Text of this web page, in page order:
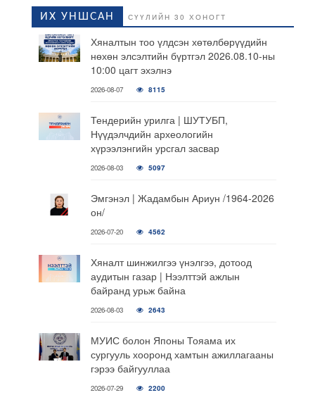
ИХ УНШСАН СҮҮЛИЙН 30 ХОНОГТ
Хяналтын тоо үлдсэн хөтөлбөрүүдийн
нөхөн элсэлтийн бүртгэл 2026.08.10-ны
10:00 цагт эхэлнэ
2026-08-07 8115
Тендерийн урилга | ШУТУБП,
Нүүдэлчдийн археологийн
хүрээлэнгийн урсгал засвар
2026-08-03 5097
Эмгэнэл | Жадамбын Ариун /1964-2026
он/
2026-07-20 4562
Хяналт шинжилгээ үнэлгээ, дотоод
аудитын газар | Нээлттэй ажлын
байранд урьж байна
2026-08-03 2643
МУИС болон Японы Тояама их
сургууль хооронд хамтын ажиллагааны
гэрээ байгууллаа
2026-07-29 2200